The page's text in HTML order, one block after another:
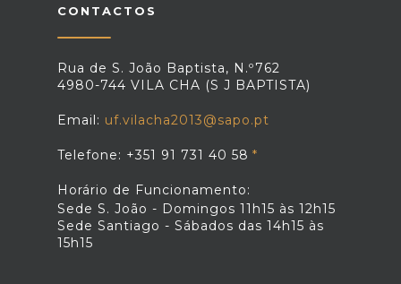
CONTACTOS
Rua de S. João Baptista, N.º762
4980-744 VILA CHA (S J BAPTISTA)
Email: uf.vilacha2013@sapo.pt
Telefone: +351 91 731 40 58
Horário de Funcionamento:
Sede S. João - Domingos 11h15 às 12h15
Sede Santiago - Sábados das 14h15 às
15h15